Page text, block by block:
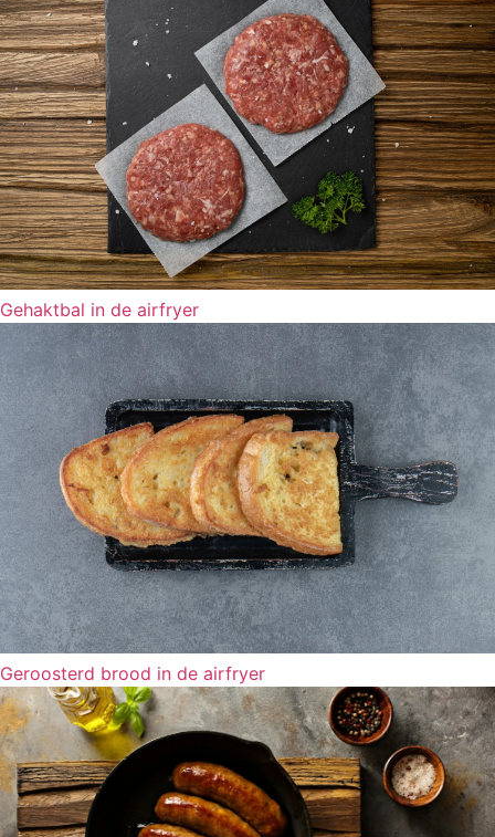
Gehaktbal in de airfryer
Geroosterd brood in de airfryer